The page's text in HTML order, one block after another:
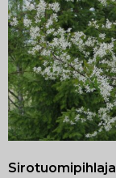
Sirotuomipihlaja